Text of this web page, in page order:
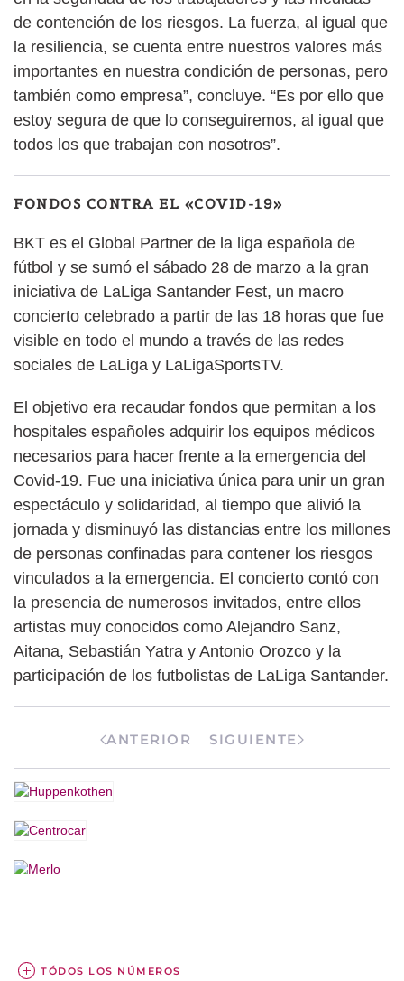
de contención de los riesgos. La fuerza, al igual que
la resiliencia, se cuenta entre nuestros valores más
importantes en nuestra condición de personas, pero
también como empresa”, concluye. “Es por ello que
estoy segura de que lo conseguiremos, al igual que
todos los que trabajan con nosotros”.
FONDOS CONTRA EL «COVID-19»
BKT es el Global Partner de la liga española de
fútbol y se sumó el sábado 28 de marzo a la gran
iniciativa de LaLiga Santander Fest, un macro
concierto celebrado a partir de las 18 horas que fue
visible en todo el mundo a través de las redes
sociales de LaLiga y LaLigaSportsTV.
El objetivo era recaudar fondos que permitan a los
hospitales españoles adquirir los equipos médicos
necesarios para hacer frente a la emergencia del
Covid-19. Fue una iniciativa única para unir un gran
espectáculo y solidaridad, al tiempo que alivió la
jornada y disminuyó las distancias entre los millones
de personas confinadas para contener los riesgos
vinculados a la emergencia. El concierto contó con
la presencia de numerosos invitados, entre ellos
artistas muy conocidos como Alejandro Sanz,
Aitana, Sebastián Yatra y Antonio Orozco y la
participación de los futbolistas de LaLiga Santander.
ANTERIOR SIGUIENTE
TÓDOS LOS NÚMEROS